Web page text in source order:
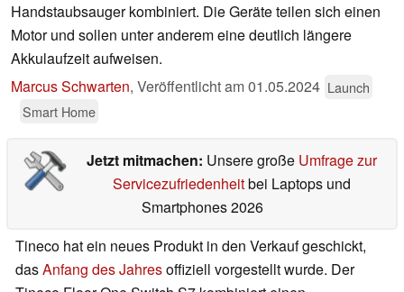
Handstaubsauger kombiniert. Die Geräte teilen sich einen
Motor und sollen unter anderem eine deutlich längere
Akkulaufzeit aufweisen.
Marcus Schwarten, Veröffentlicht am01.05.2024 Launch
Smart Home
Jetzt mitmachen: Unsere große Umfrage zur
Servicezufriedenheitbei Laptops und
Smartphones 2026
Tineco hat ein neues Produkt in den Verkauf geschickt,
dasAnfang des Jahresoffiziell vorgestellt wurde. Der